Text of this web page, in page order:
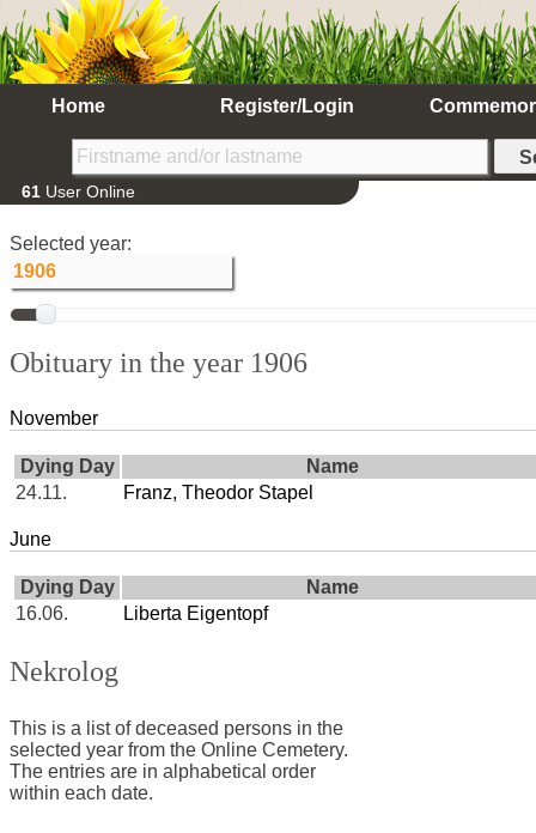
Home Register/Login
61 User Online
Selected year:
Obituary in the year 1906
November
Dying Day
Name
24.11.
Franz, Theodor Stapel
June
Dying Day
Name
16.06.
Liberta Eigentopf
Nekrolog
This is a list of deceased persons in the
selected year from the Online Cemetery.
The entries are in alphabetical order
within each date.